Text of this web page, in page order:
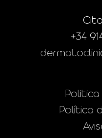
+34
Política